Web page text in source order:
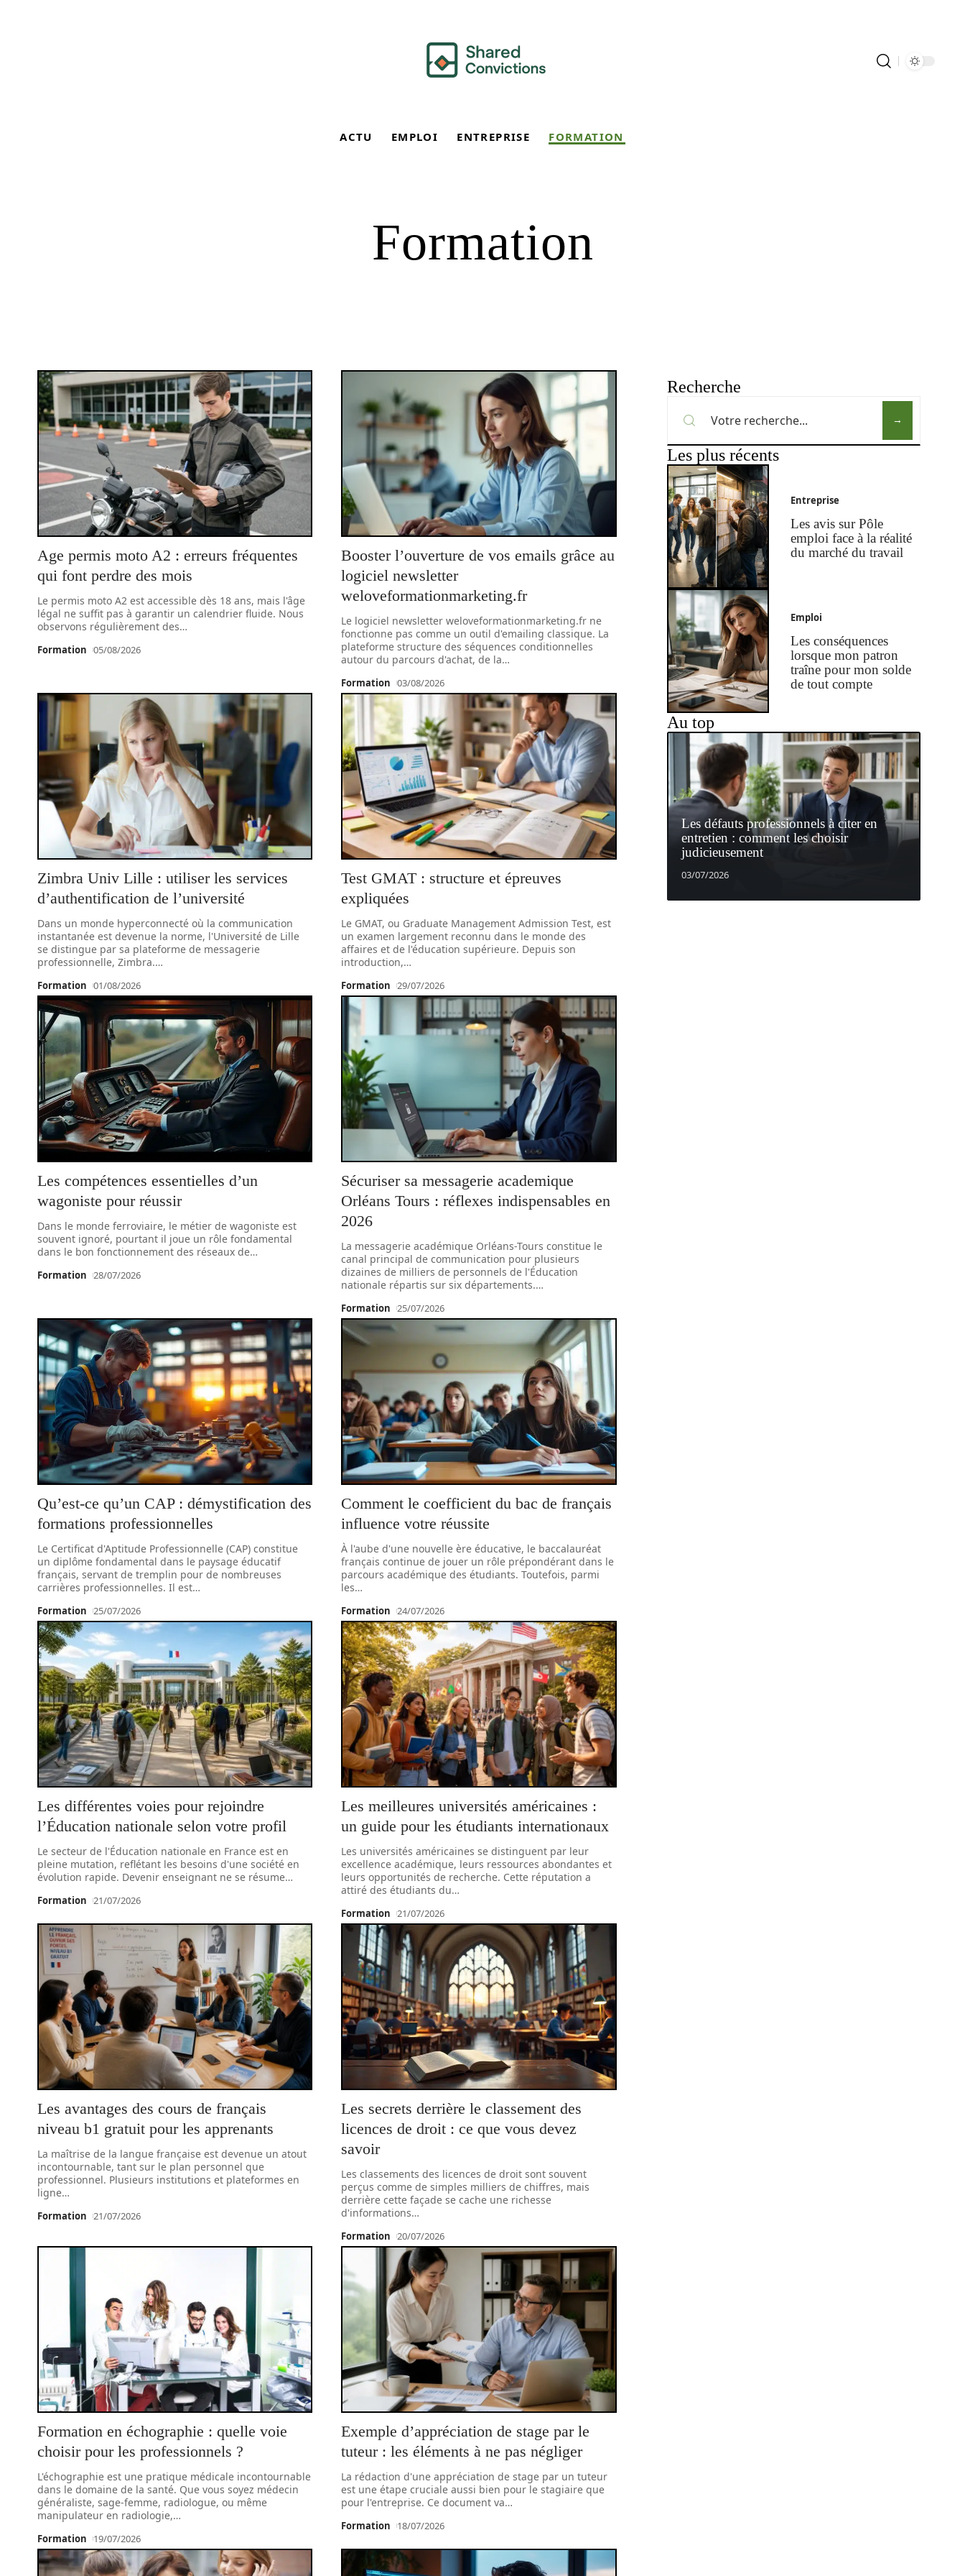
ACTU EMPLOI ENTREPRISE FORMATION
Formation
Age permis moto A2 : erreurs fréquentes
qui font perdre des mois
Le permis moto A2 est accessible dès 18 ans, mais l'âge
légal ne suffit pas à garantir un calendrier fluide. Nous
observons régulièrement des…
Formation 05/08/2026
Booster l’ouverture de vos emails grâce au
logiciel newsletter
weloveformationmarketing.fr
Le logiciel newsletter weloveformationmarketing.fr ne
fonctionne pas comme un outil d'emailing classique. La
plateforme structure des séquences conditionnelles
autour du parcours d'achat, de la…
Formation 03/08/2026
Zimbra Univ Lille : utiliser les services
d’authentification de l’université
Dans un monde hyperconnecté où la communication
instantanée est devenue la norme, l'Université de Lille
se distingue par sa plateforme de messagerie
professionnelle, Zimbra.…
Formation 01/08/2026
Test GMAT : structure et épreuves
expliquées
Le GMAT, ou Graduate Management Admission Test, est
un examen largement reconnu dans le monde des
affaires et de l'éducation supérieure. Depuis son
introduction,…
Formation 29/07/2026
Les compétences essentielles d’un
wagoniste pour réussir
Dans le monde ferroviaire, le métier de wagoniste est
souvent ignoré, pourtant il joue un rôle fondamental
dans le bon fonctionnement des réseaux de…
Formation 28/07/2026
Sécuriser sa messagerie academique
Orléans Tours : réflexes indispensables en
2026
La messagerie académique Orléans-Tours constitue le
canal principal de communication pour plusieurs
dizaines de milliers de personnels de l'Éducation
nationale répartis sur six départements.…
Formation 25/07/2026
Qu’est-ce qu’un CAP : démystification des
formations professionnelles
Le Certificat d'Aptitude Professionnelle (CAP) constitue
un diplôme fondamental dans le paysage éducatif
français, servant de tremplin pour de nombreuses
carrières professionnelles. Il est…
Formation 25/07/2026
Comment le coefficient du bac de français
influence votre réussite
À l'aube d'une nouvelle ère éducative, le baccalauréat
français continue de jouer un rôle prépondérant dans le
parcours académique des étudiants. Toutefois, parmi
les…
Formation 24/07/2026
Les différentes voies pour rejoindre
l’Éducation nationale selon votre profil
Le secteur de l'Éducation nationale en France est en
pleine mutation, reflétant les besoins d'une société en
évolution rapide. Devenir enseignant ne se résume…
Formation 21/07/2026
Les meilleures universités américaines :
un guide pour les étudiants internationaux
Les universités américaines se distinguent par leur
excellence académique, leurs ressources abondantes et
leurs opportunités de recherche. Cette réputation a
attiré des étudiants du…
Formation 21/07/2026
Les avantages des cours de français
niveau b1 gratuit pour les apprenants
La maîtrise de la langue française est devenue un atout
incontournable, tant sur le plan personnel que
professionnel. Plusieurs institutions et plateformes en
ligne…
Formation 21/07/2026
Les secrets derrière le classement des
licences de droit : ce que vous devez
savoir
Les classements des licences de droit sont souvent
perçus comme de simples milliers de chiffres, mais
derrière cette façade se cache une richesse
d'informations…
Formation 20/07/2026
Formation en échographie : quelle voie
choisir pour les professionnels ?
L'échographie est une pratique médicale incontournable
dans le domaine de la santé. Que vous soyez médecin
généraliste, sage-femme, radiologue, ou même
manipulateur en radiologie,…
Formation 19/07/2026
Exemple d’appréciation de stage par le
tuteur : les éléments à ne pas négliger
La rédaction d'une appréciation de stage par un tuteur
est une étape cruciale aussi bien pour le stagiaire que
pour l'entreprise. Ce document va…
Formation 18/07/2026
Recherche
Les plus récents
Entreprise
Les avis sur Pôle
emploi face à la réalité
du marché du travail
Emploi
Les conséquences
lorsque mon patron
traîne pour mon solde
de tout compte
Au top
Les défauts professionnels à citer en
entretien : comment les choisir
judicieusement
03/07/2026